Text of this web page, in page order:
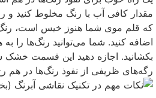
مقدار کافی آب با رنگ مخلوط کنید و
که قلم موی شما هنوز خیس است،
اضافه کنید. شما می‌توانید رنگ‌ها را
بکشانید. اجازه دهید این قسمت خشک
رگه‌های ظریفی از نفوذ رنگ‌ها در هم